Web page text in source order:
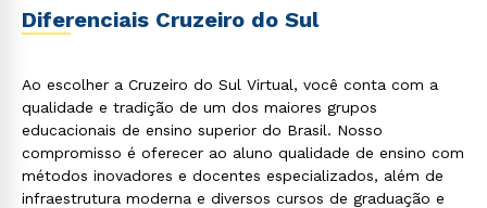
Diferenciais Cruzeiro do Sul
Ao escolher a Cruzeiro do Sul Virtual, você conta com a
qualidade e tradição de um dos maiores grupos
educacionais de ensino superior do Brasil. Nosso
compromisso é oferecer ao aluno qualidade de ensino com
métodos inovadores e docentes especializados, além de
infraestrutura moderna e diversos cursos de graduação e